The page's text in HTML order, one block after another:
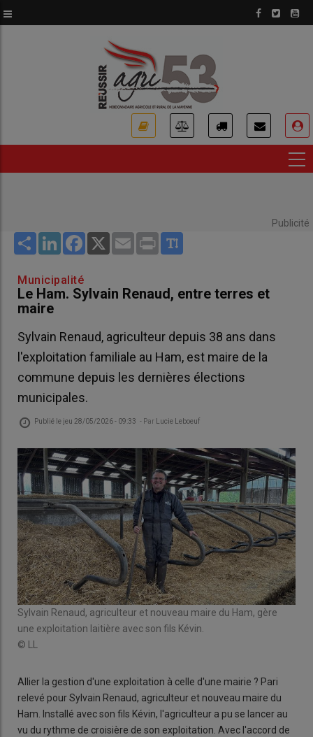
au
Publicité
Share LinkedInFacebook
X Email Print
Municipalité
Le Ham. Sylvain Renaud, entre terres et
maire
Sylvain Renaud, agriculteur depuis 38 ans dans
l'exploitation familiale au Ham, est maire de la
commune depuis les dernières élections
municipales.
Publié le jeu 28/05/2026 - 09:33 - Par Lucie Leboeuf
Sylvain Renaud, agriculteur et nouveau maire du Ham, gère
une exploitation laitière avec son fils Kévin.
© LL
Allier la gestion d'une exploitation à celle d'une mairie ? Pari
relevé pour Sylvain Renaud, agriculteur et nouveau maire du
Ham. Installé avec son fils Kévin, l'agriculteur a pu se lancer au
vu du rythme de croisière de son exploitation. Avec l'accord de